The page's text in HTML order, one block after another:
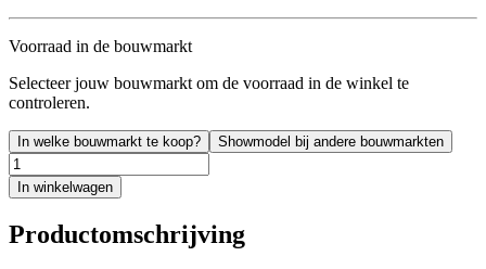
Voorraad in de bouwmarkt
Selecteer jouw bouwmarkt om de voorraad in de winkel te
controleren.
In welke bouwmarkt te koop? Showmodel bij andere bouwmarkten
In winkelwagen
Productomschrijving